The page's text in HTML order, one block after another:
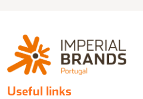
Useful links